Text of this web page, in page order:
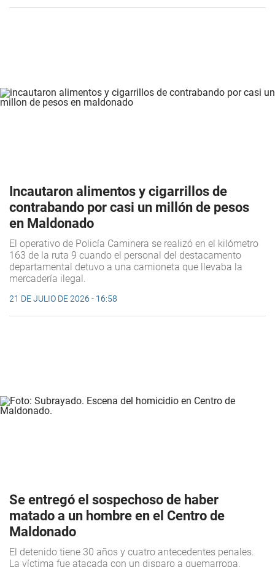
Incautaron alimentos y cigarrillos de
contrabando por casi un millón de pesos
en Maldonado
El operativo de Policía Caminera se realizó en el kilómetro
163 de la ruta 9 cuando el personal del destacamento
departamental detuvo a una camioneta que llevaba la
mercadería ilegal.
21 DE JULIO DE 2026 - 16:58
Se entregó el sospechoso de haber
matado a un hombre en el Centro de
Maldonado
El detenido tiene 30 años y cuatro antecedentes penales.
La víctima fue atacada con un disparo a quemarropa.